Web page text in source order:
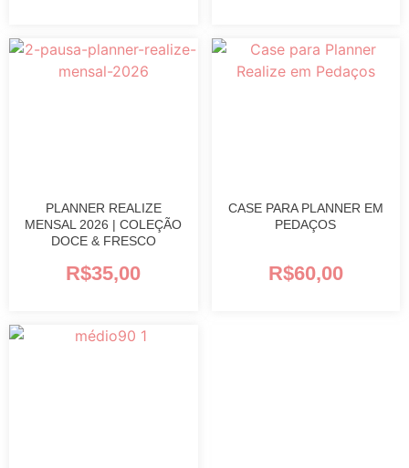
PLANNER REALIZE
MENSAL 2026 | COLEÇÃO
DOCE & FRESCO
R$35,00
CASE PARA PLANNER EM
PEDAÇOS
R$60,00